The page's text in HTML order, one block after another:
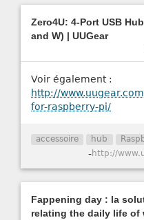
Zero4U: 4-Port USB
and W) | UUGear
Voir également :
http://
for-raspberry-pi/
accessoire hub
-http://
Fappening day : la
relating the daily life of